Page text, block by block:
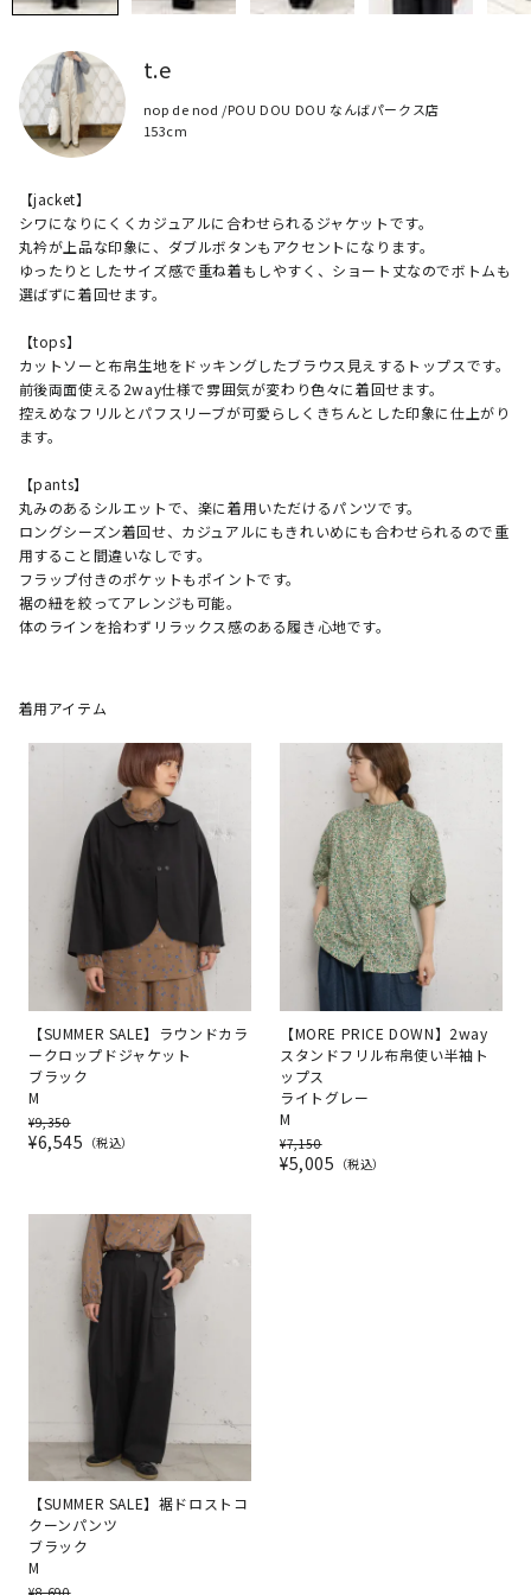
t.e
nop de nod /POU DOU DOU なんばパークス店
153cm
【jacket】
シワになりにくくカジュアルに合わせられるジャケットです。
丸衿が上品な印象に、ダブルボタンもアクセントになります。
ゆったりとしたサイズ感で重ね着もしやすく、ショート丈なのでボトムも
選ばずに着回せます。
【tops】
カットソーと布帛生地をドッキングしたブラウス見えするトップスです。
前後両面使える2way仕様で雰囲気が変わり色々に着回せます。
控えめなフリルとパフスリーブが可愛らしくきちんとした印象に仕上がり
ます。
【pants】
丸みのあるシルエットで、楽に着用いただけるパンツです。
ロングシーズン着回せ、カジュアルにもきれいめにも合わせられるので重
用すること間違いなしです。
フラップ付きのポケットもポイントです。
裾の紐を絞ってアレンジも可能。
体のラインを拾わずリラックス感のある履き心地です。
着用アイテム
【SUMMER SALE】ラウンドカラ
ークロップドジャケット
ブラック
M
¥9,350
¥6,545 税込
【MORE PRICE DOWN】2way
スタンドフリル布帛使い半袖ト
ップス
ライトグレー
M
¥7,150
¥5,005 税込
【SUMMER SALE】裾ドロストコ
クーンパンツ
ブラック
M